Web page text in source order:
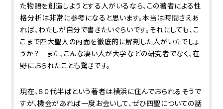
た物語を創造しようとする人がいるなら、この著者による性
格分析は非常に参考になると思います。本当は時間さえあ
れば、わたしが自分で書きたいぐらいです。それにしても、こ
こまで四大聖人の内面を徹底的に解剖した人がいたでしょ
うか？ また、こんな凄い人が大学などの研究者でなく、在
野におられたことも驚きです。
現在、８０代半ばという著者は横浜に住んでおられるそうで
すが、機会があれば一度お会いして、ぜひ四聖についての話